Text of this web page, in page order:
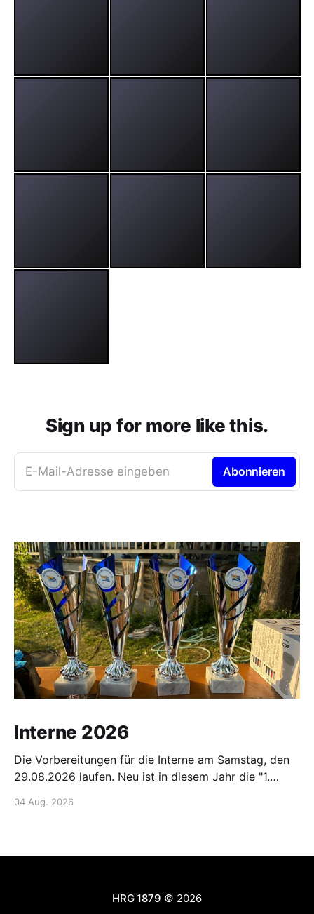
Sign up for more like this.
E-Mail-Adresse eingeben Abonnieren
Interne 2026
Die Vorbereitungen für die Interne am Samstag, den
29.08.2026 laufen. Neu ist in diesem Jahr die "1.
Starterinnen und Starter gefragt!! Gemeldet werden
04 Aug. 2026
HRG 1879 © 2026